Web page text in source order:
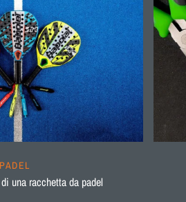
PADEL
una racchetta da padel